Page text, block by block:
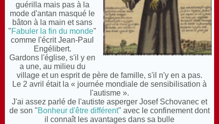
guérilla mais pas à la
mode d'antan masqué le
bâton à la main etsans
"Fabuler la fin du monde"
comme l'écrit Jean-Paul
Engélibert.
Gardons l'église, s'il y en
a une, au milieu du
village et un esprit de père de famille, s'il n'y en a pas.
Le 2 avril était la « journée mondiale de sensibilisation à
l'autisme ».
J'ai assez parlé de l'autiste asperger Josef Schovanec et
de son "Bonheur d'être différent" avec le confinement dont
il connaît les avantages dans sa bulle